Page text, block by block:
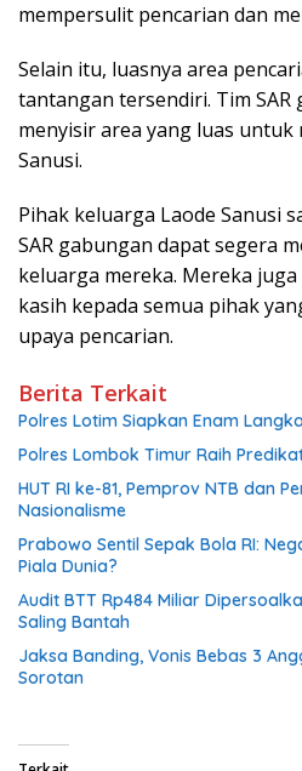
mempersulit pencarian dan
Selain itu, luasnya area
tantangan tersendiri. Tim SAR
menyisir area yang luas untuk
Sanusi.
Pihak keluarga Laode Sanusi
SAR gabungan dapat segera
keluarga mereka. Mereka
kasih kepada semua pihak
upaya pencarian.
Berita Terkait
Polres Lotim Siapkan Enam
Polres Lombok Timur Raih
HUT RI ke-81, Pemprov NTB dan
Nasionalisme
Prabowo Sentil Sepak Bola RI:
Piala Dunia?
Audit BTT Rp484 Miliar
Saling Bantah
Jaksa Banding, Vonis Bebas 3
Sorotan